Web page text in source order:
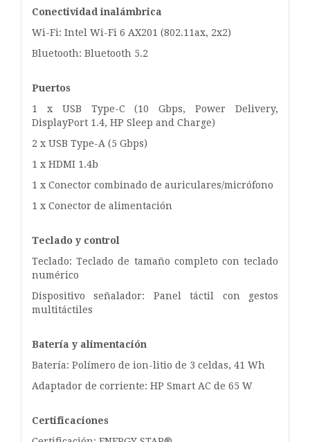
Conectividad inalámbrica
Wi-Fi: Intel Wi-Fi 6 AX201 (802.11ax, 2x2)
Bluetooth: Bluetooth 5.2
Puertos
1 x USB Type-C (10 Gbps, Power Delivery,
DisplayPort 1.4, HP Sleep and Charge)
2 x USB Type-A (5 Gbps)
1 x HDMI 1.4b
1 x Conector combinado de auriculares/micrófono
1 x Conector de alimentación
Teclado y control
Teclado: Teclado de tamaño completo con teclado
numérico
Dispositivo señalador: Panel táctil con gestos
multitáctiles
Batería y alimentación
Batería: Polímero de ion-litio de 3 celdas, 41 Wh
Adaptador de corriente: HP Smart AC de 65 W
Certificaciones